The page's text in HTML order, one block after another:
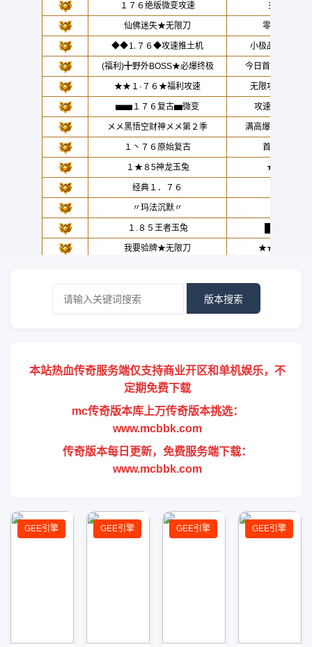
版本搜索
本站热血传奇服务端仅支持商业开区和单机娱乐，不
定期免费下载
mc传奇版本库上万传奇版本挑选：
www.mcbbk.com
传奇版本每日更新，免费服务端下载：
www.mcbbk.com
GEE引擎 GEE引擎 GEE引擎 GEE引擎